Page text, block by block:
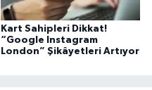
Kart Sahipleri Dikkat!
“Google Instagram
London” Şikâyetleri Artıyor